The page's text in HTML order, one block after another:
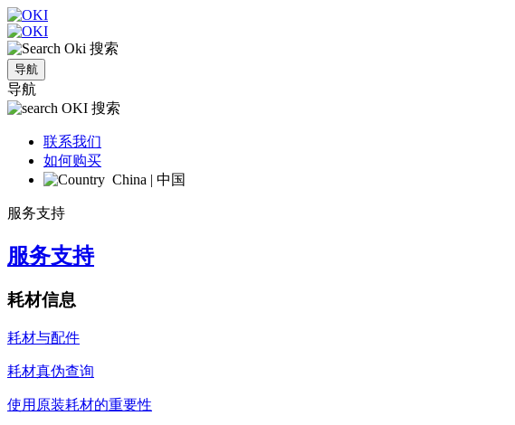
搜索
导航
导航
搜索
联系我们
如何购买
China | 中国
服务支持
服务支持
耗材信息
耗材与配件
耗材真伪查询
使用原装耗材的重要性